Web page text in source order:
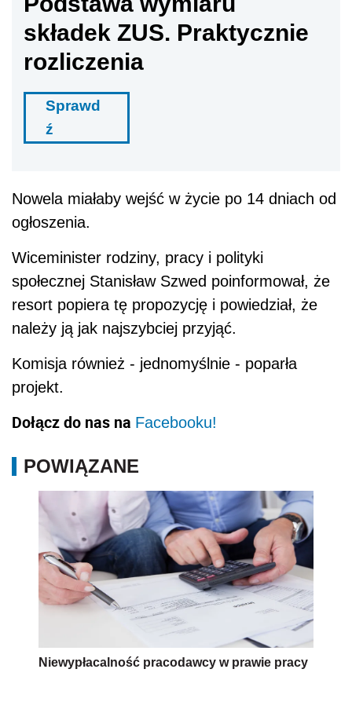
składek ZUS. Praktycznie
rozliczenia
Sprawd
ź
Nowela miałaby wejść w życie po 14 dniach od
ogłoszenia.
Wiceminister rodziny, pracy i polityki
społecznej Stanisław Szwed poinformował, że
resort popiera tę propozycję i powiedział, że
należy ją jak najszybciej przyjąć.
Komisja również - jednomyślnie - poparła
projekt.
Dołącz do nas na Facebooku!
POWIĄZANE
Niewypłacalność pracodawcy w prawie pracy